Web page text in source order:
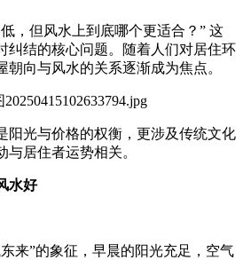
，但风水上到底哪个更适合？” 这
纠结的核心问题。随着人们对居住环
向与风水的关系逐渐成为焦点。
阳光与价格的权衡，更涉及传统文化
居住者运势相关。
水好
来”的象征，早晨的阳光充足，空气